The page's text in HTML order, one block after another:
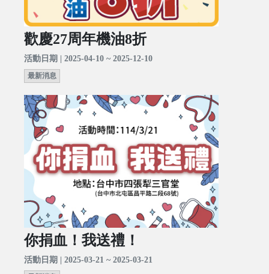
歡慶27周年機油8折
活動日期 | 2025-04-10 ~ 2025-12-10
最新消息
你捐血！我送禮！
活動日期 | 2025-03-21 ~ 2025-03-21